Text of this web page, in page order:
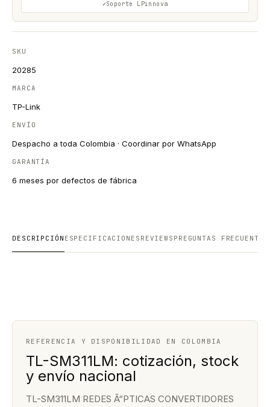
Soporte LPinnova
SKU
20285
MARCA
TP-Link
ENVÍO
Despacho a toda Colombia · Coordinar por WhatsApp
GARANTÍA
6 meses por defectos de fábrica
DESCRIPCIÓN ESPECIFICACIONES REVIEWS PREGUNTAS FRECUENTES
REFERENCIA Y DISPONIBILIDAD EN COLOMBIA
TL-SM311LM: cotización, stock
y envío nacional
TL-SM311LM REDES Ã“PTICAS CONVERTIDORES